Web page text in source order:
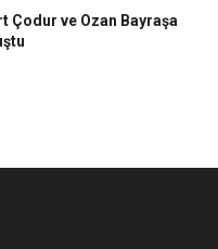
Çodur ve Ozan Bayraşa